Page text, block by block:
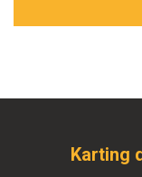
Karting